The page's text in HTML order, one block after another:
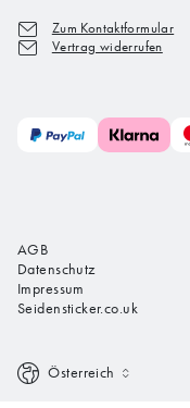
Zum Kontaktformular
Vertrag widerrufen
AGB
Datenschutz
Impressum
Seidensticker.co.uk
Österreich